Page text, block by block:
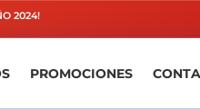
2024!
PROMOCIONES